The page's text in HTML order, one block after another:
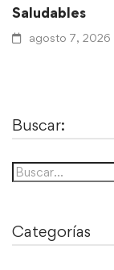
Saludables
agosto 7, 2026
Buscar:
Categorías